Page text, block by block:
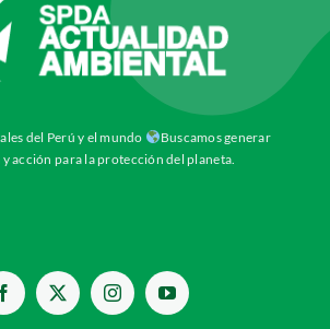
del Perú y el mundo
Buscamos generar
acción para la protección del planeta.